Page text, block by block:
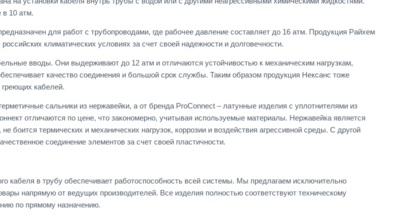
10 атм.
для работ с трубопроводами, где рабочее давление составляет до 16 атм. Продукция Райхем
климатических условиях за счет своей надежности и долговечности.
вводы. Они выдерживают до 12 атм и отличаются устойчивостью к механическим нагрузкам,
качество соединения и большой срок службы. Таким образом продукция Нексанс тоже
кабелей.
сальники из нержавейки, а от бренда ProConnect – латунные изделия с уплотнителями из
отличаются по цене, что закономерно, учитывая используемые материалы. Нержавейка является
боится термических и механических нагрузок, коррозии и воздействия агрессивной среды. С другой
соединение элементов за счет своей пластичности.
кабеля в трубу обеспечивает работоспособность всей системы. Мы предлагаем исключительно
напрямую от ведущих производителей. Все изделия полностью соответствуют техническому
по прямому назначению.